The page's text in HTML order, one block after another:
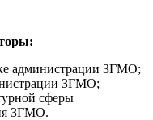
администрации ЗГМО;
ЗГМО;
сферы
ЗГМО.